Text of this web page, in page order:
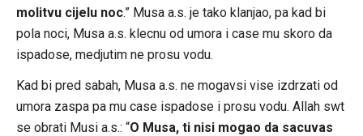
molitvu cijelu noc.” Musa a.s. je tako klanjao, pa kad bi
pola noci, Musa a.s. klecnu od umora i case mu skoro da
ispadose, medjutim ne prosu vodu.
Kad bi pred sabah, Musa a.s. ne mogavsi vise izdrzati od
umora zaspa pa mu case ispadose i prosu vodu. Allah swt
se obrati Musi a.s.: “O Musa, ti nisi mogao da sacuvas